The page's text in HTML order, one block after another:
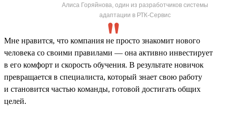
Алиса Горяйнова, один из разработчиков системы
адаптации в РТК-Сервис
Мне нравится, что компания не просто знакомит нового
человека со своими правилами — она активно инвестирует
в его комфорт и скорость обучения. В результате новичок
превращается в специалиста, который знает свою работу
и становится частью команды, готовой достигать общих
целей.